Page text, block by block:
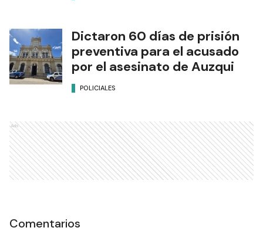
Dictaron 60 días de prisión
preventiva para el acusado
por el asesinato de Auzqui
POLICIALES
Ads
Comentarios